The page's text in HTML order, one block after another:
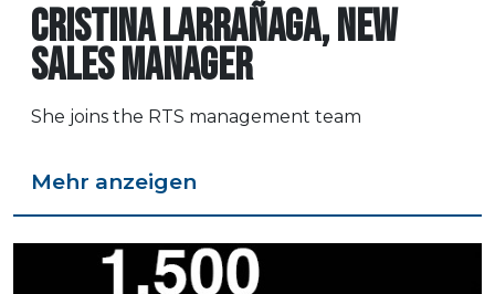
CRISTINA LARRAÑAGA, NEW
SALES MANAGER
She joins the RTS management team
Mehr anzeigen